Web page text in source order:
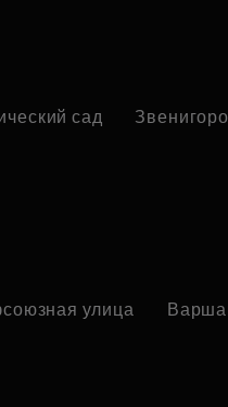
сад
улица